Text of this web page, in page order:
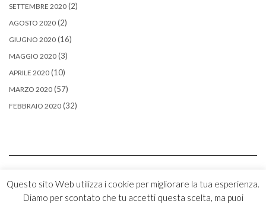
SETTEMBRE 2020 (2)
AGOSTO 2020 (2)
GIUGNO 2020 (16)
MAGGIO 2020 (3)
APRILE 2020 (10)
MARZO 2020 (57)
FEBBRAIO 2020 (32)
Copyright © 2026Kale
Questo sito Web utilizza i cookie per migliorare la tua esperienza.
Diamo per scontato che tu accetti questa scelta, ma puoi